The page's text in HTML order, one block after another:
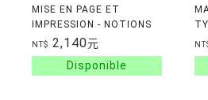
MISE EN PAGE ET
IMPRESSION - NOTIONS
ELEM.
NT$ 2,140元